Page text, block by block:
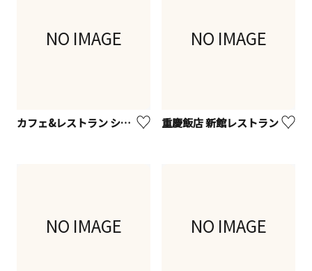
NO IMAGE
カフェ&レストラン シルク
NO IMAGE
重慶飯店 新館レストラン
NO IMAGE NO IMAGE